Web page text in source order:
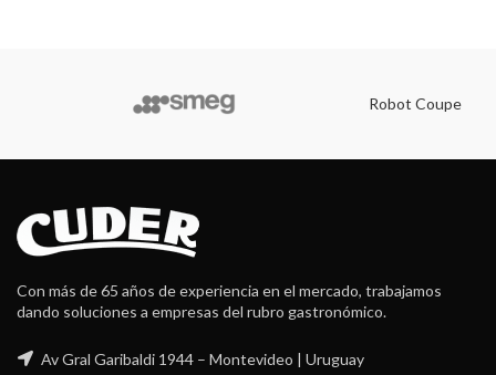
Robot Coupe
Con más de 65 años de experiencia en el mercado, trabajamos
dando soluciones a empresas del rubro gastronómico.
Av Gral Garibaldi 1944 – Montevideo | Uruguay